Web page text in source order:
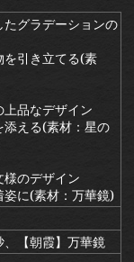
たグラデーションの
を引き立てる(素
品なデザイン
える(素材：星の
のデザイン
に(素材：万華鏡)
、【朝霞】万華鏡